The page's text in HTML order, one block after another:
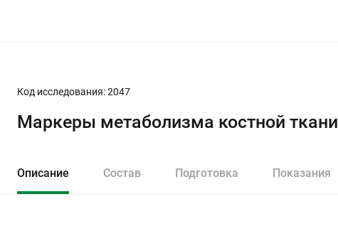
Код исследования: 2047
Маркеры метаболизма костной ткани
Описание Состав Подготовка Показания